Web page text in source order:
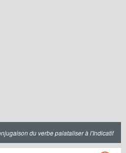
du verbe palataliser à l'Indicatif